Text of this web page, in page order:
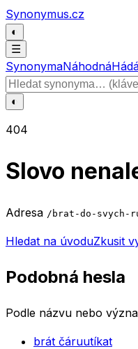
Přeskočit na obsah
Synonymus.cz
◐
☰
SynonymaNáhodná
Hledat slovo
◐
404
Slovo
Adresa /brat-do-svych-
Hledat na úvoduZkusit
Podobná hesla
Podle názvu nebo
brát čáruutíkat